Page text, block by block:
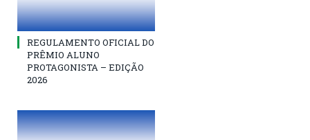
REGULAMENTO OFICIAL DO
PRÊMIO ALUNO
PROTAGONISTA – EDIÇÃO
2026